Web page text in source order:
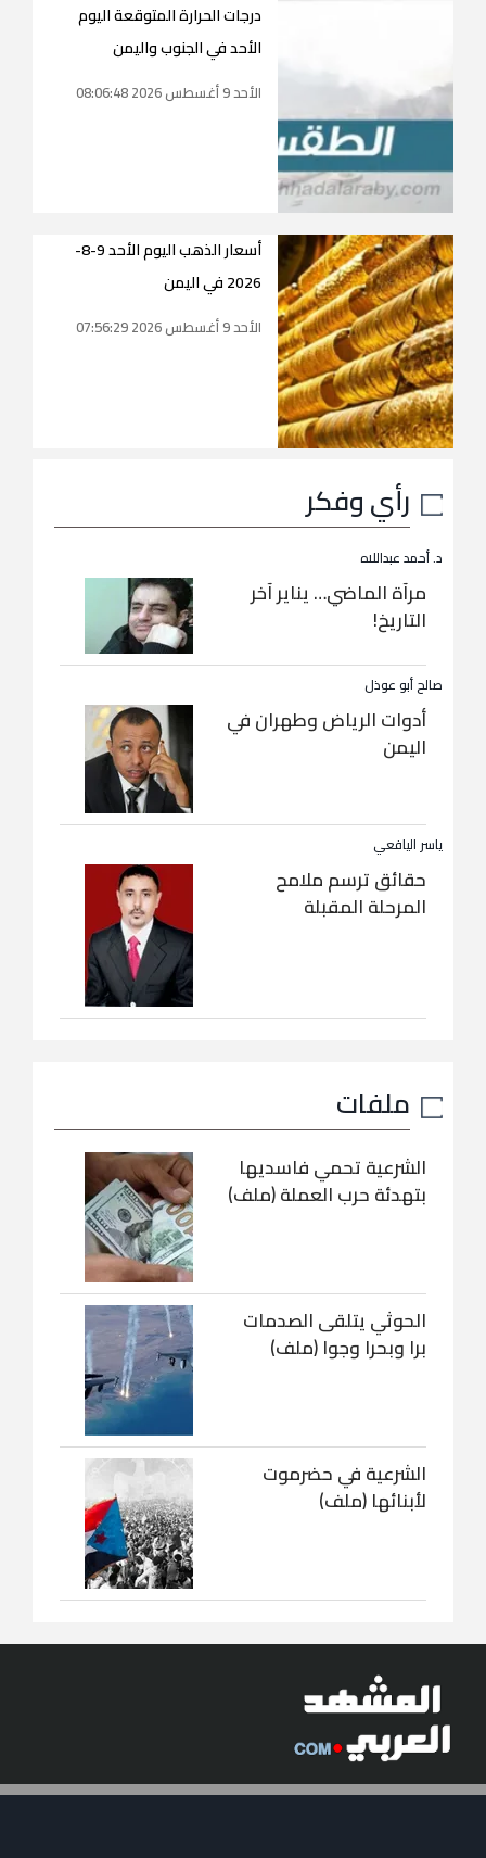
درجات الحرارة المتوقعة اليوم
الأحد في الجنوب واليمن
الأحد 9 أغسطس 2026 08:06:48
أسعار الذهب اليوم الأحد 9-8-
2026 في اليمن
الأحد 9 أغسطس 2026 07:56:29
رأي وفكر
د. أحمد عبداللاه
مرآة الماضي… يناير آخر
التاريخ!
صالح أبو عوذل
أدوات الرياض وطهران في
اليمن
ياسر اليافعي
حقائق ترسم ملامح
المرحلة المقبلة
ملفات
الشرعية تحمي فاسديها
بتهدئة حرب العملة (ملف)
الحوثي يتلقى الصدمات
برا وبحرا وجوا (ملف)
الشرعية في حضرموت
لأبنائها (ملف)